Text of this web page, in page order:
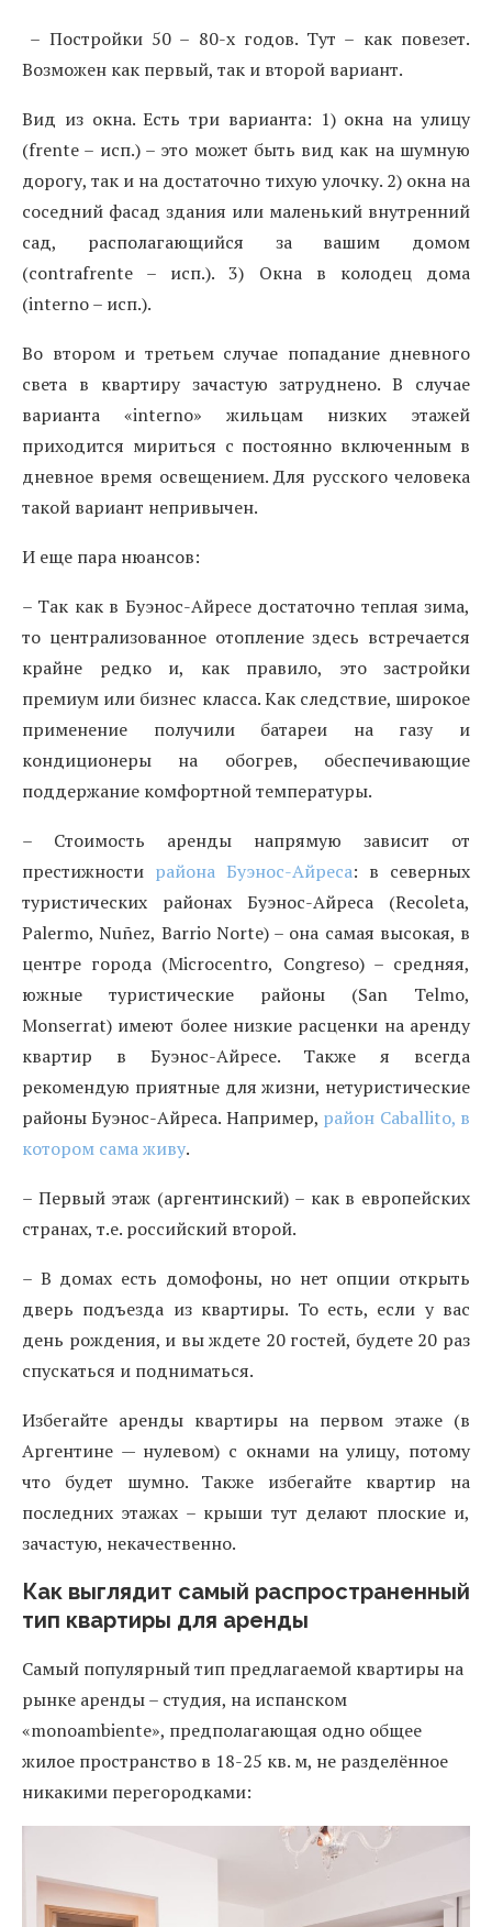
– Постройки 50 – 80-х годов. Тут – как повезет.
Возможен как первый, так и второй вариант.
Вид из окна. Есть три варианта: 1) окна на улицу
(frente – исп.) – это может быть вид как на шумную
дорогу, так и на достаточно тихую улочку. 2) окна на
соседний фасад здания или маленький внутренний
сад, располагающийся за вашим домом
(contrafrente – исп.). 3) Окна в колодец дома
(interno – исп.).
Во втором и третьем случае попадание дневного
света в квартиру зачастую затруднено. В случае
варианта «interno» жильцам низких этажей
приходится мириться с постоянно включенным в
дневное время освещением. Для русского человека
такой вариант непривычен.
И еще пара нюансов:
– Так как в Буэнос-Айресе достаточно теплая зима,
то централизованное отопление здесь встречается
крайне редко и, как правило, это застройки
премиум или бизнес класса. Как следствие, широкое
применение получили батареи на газу и
кондиционеры на обогрев, обеспечивающие
поддержание комфортной температуры.
– Стоимость аренды напрямую зависит от
престижности района Буэнос-Айреса: в северных
туристических районах Буэнос-Айреса (Recoleta,
Palermo, Nuñez, Barrio Norte) – она самая высокая, в
центре города (Microcentro, Congreso) – средняя,
южные туристические районы (San Telmo,
Monserrat) имеют более низкие расценки на аренду
квартир в Буэнос-Айресе. Также я всегда
рекомендую приятные для жизни, нетуристические
районы Буэнос-Айреса. Например, район Caballito, в
котором сама живу.
– Первый этаж (аргентинский) – как в европейских
странах, т.е. российский второй.
– В домах есть домофоны, но нет опции открыть
дверь подъезда из квартиры. То есть, если у вас
день рождения, и вы ждете 20 гостей, будете 20 раз
спускаться и подниматься.
Избегайте аренды квартиры на первом этаже (в
Аргентине — нулевом) с окнами на улицу, потому
что будет шумно. Также избегайте квартир на
последних этажах – крыши тут делают плоские и,
зачастую, некачественно.
Как выглядит самый распространенный
тип квартиры для аренды
Самый популярный тип предлагаемой квартиры на
рынке аренды – студия, на испанском
«monoambiente», предполагающая одно общее
жилое пространство в 18-25 кв. м, не разделённое
никакими перегородками: